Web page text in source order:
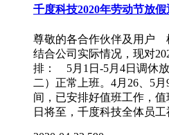
千度科技2020年劳动节放假
尊敬的各合作伙伴及用户
结合公司实际情况，现对
排： 5月1日-5月4日调休
二）正常上班。4月26、5
间，已安排好值班工作，
日将至，千度科技全体员